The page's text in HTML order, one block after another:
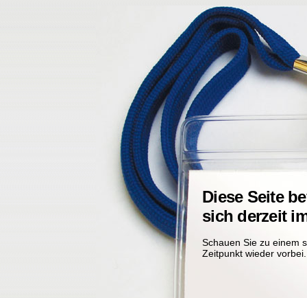
Diese Seite
sich derzeit
Schauen Sie zu einem
Zeitpunkt wieder vorbei.